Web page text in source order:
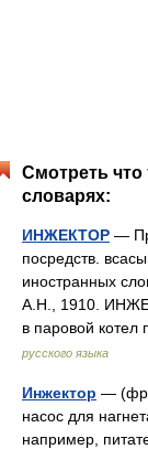
Смотреть
словарях:
ИНЖЕКТОР —
посредств.
иностранных
А.Н., 1910.
в паровой
русского языка
Инжектор — (фр.
насос для
например,